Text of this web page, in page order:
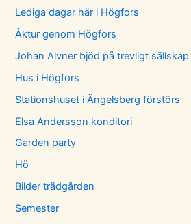
Lediga dagar här i Högfors
Åktur genom Högfors
Johan Alvner bjöd på trevligt sällskap
Hus i Högfors
Stationshuset i Ängelsberg förstörs
Elsa Andersson konditori
Garden party
Hö
Bilder trädgården
Semester